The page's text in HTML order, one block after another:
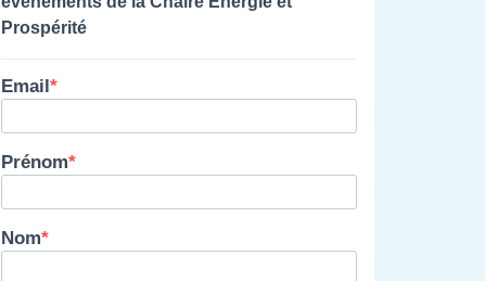
Prospérité
Email
Prénom
Nom